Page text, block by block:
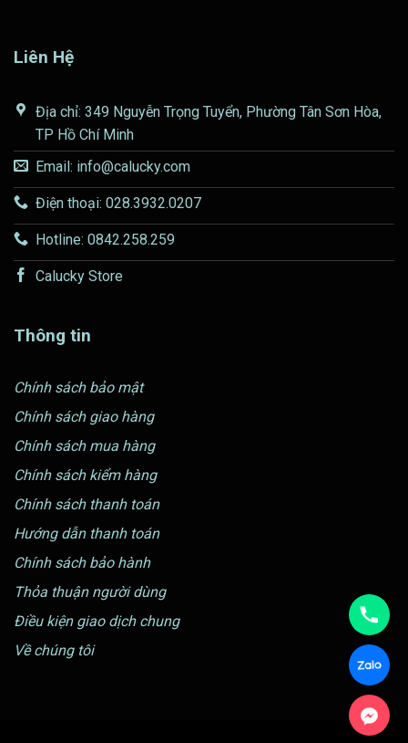
Liên Hệ
Địa chỉ: 349 Nguyễn Trọng Tuyển, Phường Tân Sơn Hòa,
TP Hồ Chí Minh
Email: info@calucky.com
Điện thoại: 028.3932.0207
Hotline: 0842.258.259
Calucky Store
Thông tin
Chính sách bảo mật
Chính sách giao hàng
Chính sách mua hàng
Chính sách kiểm hàng
Chính sách thanh toán
Hướng dẫn thanh toán
Chính sách bảo hành
Thỏa thuận người dùng
Điều kiện giao dịch chung
Về chúng tôi